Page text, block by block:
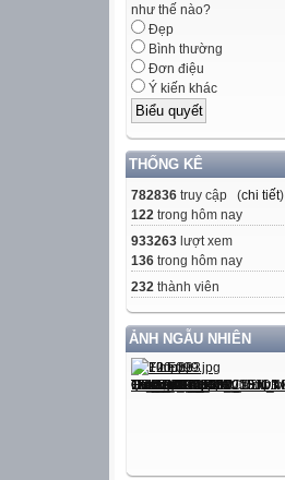
như thế nào?
Đẹp
Bình thường
Đơn điệu
Ý kiến khác
THỐNG KÊ
782836 truy cập (chi tiết)
122 trong hôm nay
933263 lượt xem
136 trong hôm nay
232 thành viên
ẢNH NGẪU NHIÊN